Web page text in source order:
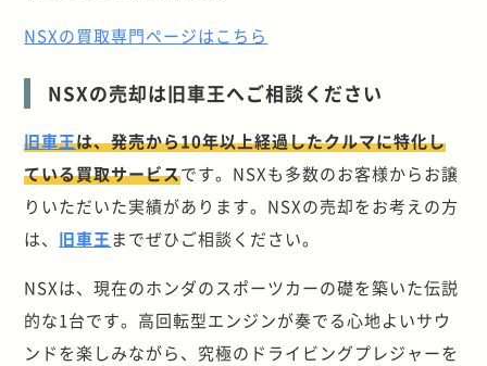
NSXの買取専門ページはこちら
NSXの売却は旧車王へご相談ください
旧車王は、発売から10年以上経過したクルマに特化し
ている買取サービスです。NSXも多数のお客様からお譲
りいただいた実績があります。NSXの売却をお考えの方
は、 旧車王までぜひご相談ください。
NSXは、現在のホンダのスポーツカーの礎を築いた伝説
的な1台です。高回転型エンジンが奏でる心地よいサウ
ンドを楽しみながら、究極のドライビングプレジャーを